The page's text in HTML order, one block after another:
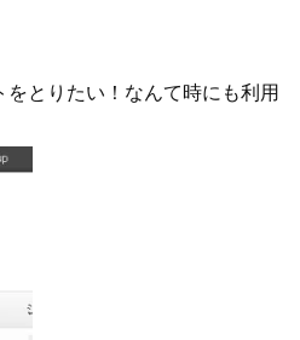
とりたい！なんて時にも利用